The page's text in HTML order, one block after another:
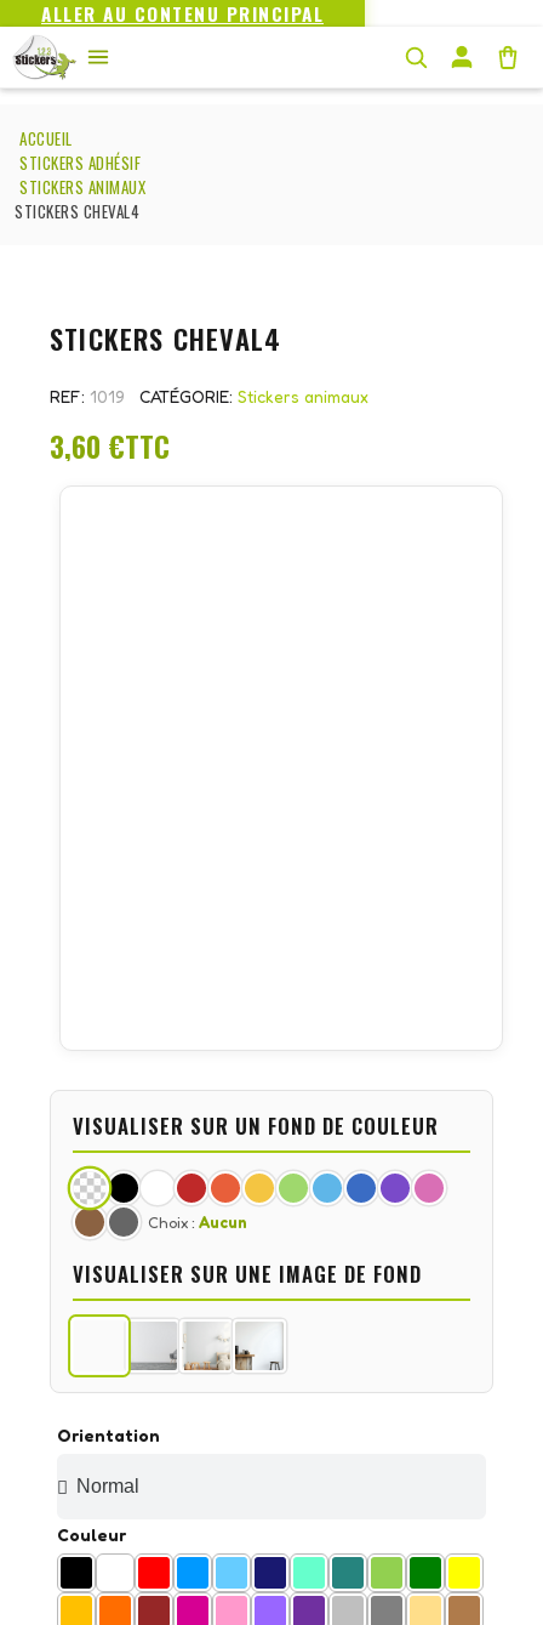
ALLER AU CONTENU PRINCIPAL
ACCUEIL
STICKERS ADHÉSIF
STICKERS ANIMAUX
STICKERS CHEVAL4
STICKERS CHEVAL4
REF 1019 CATÉGORIE Stickers animaux
3,60 €TTC
Orientation
Couleur
VISUALISER SUR UN FOND DE COULEUR
Choix : Aucun
VISUALISER SUR UNE IMAGE DE FOND